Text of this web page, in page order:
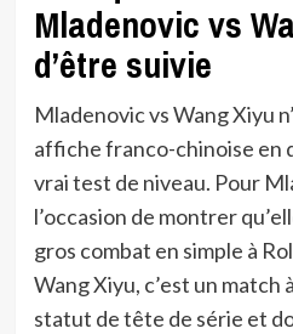
Mladenovic vs
d’être suivie
Mladenovic vs Wang Xiyu
affiche franco-chinoise en
vrai test de niveau. Pour
l’occasion de montrer
gros combat en simple à
Wang Xiyu, c’est un match
statut de tête de série et